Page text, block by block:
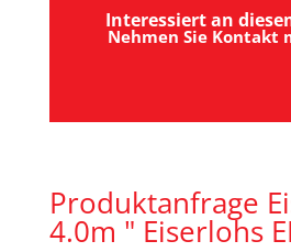
Interessiert an
Nehmen Sie Kontakt
Produktanfrage
4.0m " Eiserlohs